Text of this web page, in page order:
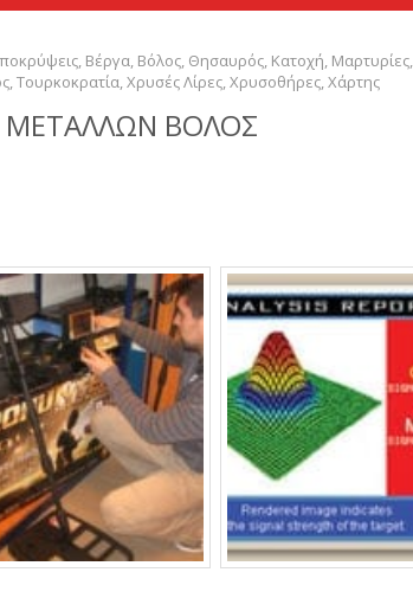
Βέργα Βόλος Θησαυρός Κατοχή Μαρτυρίες
Τουρκοκρατία Χρυσές Λίρες Χρυσοθήρες Χάρτης
ΜΕΤΑΛΛΩΝ ΒΟΛΟΣ